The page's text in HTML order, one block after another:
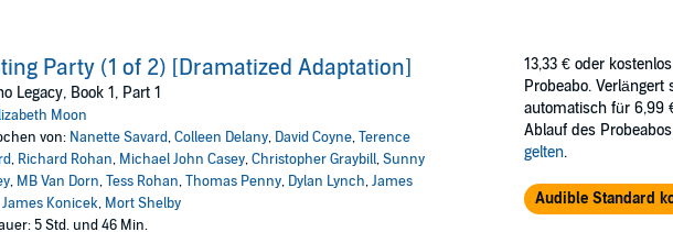
Party (1 of 2) [Dramatized Adaptation]
Legacy, Book 1, Part 1
Moon
von: Nanette Savard,Colleen Delany, David Coyne,Terence
, Richard Rohan, Michael John Casey,Christopher Graybill,Sunny
, MB Van Dorn,Tess Rohan,Thomas Penny, Dylan Lynch,James
James Konicek, Mort Shelby
5 Std. und 46 Min.
13,33 € oder
Probeabo. Verlängert
automatisch für 6,99
Ablauf des
gelten.
Audible Standard